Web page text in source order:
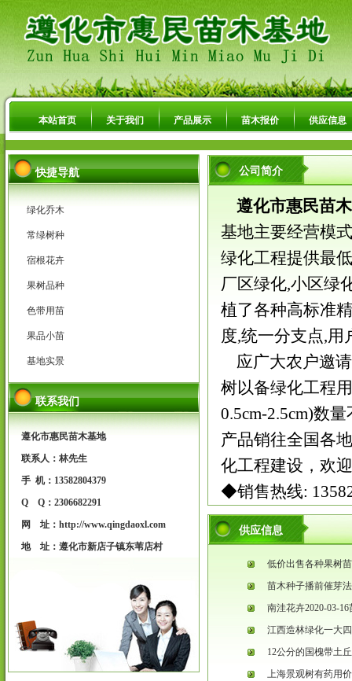
本站首页 关于我们 产品展示 苗木报价 供应信息
快捷导航
绿化乔木
常绿树种
宿根花卉
果树品种
色带用苗
果品小苗
基地实景
联系我们
遵化市惠民苗木基地
联系人：林先生
手 机：13582804379
Q Q：2306682291
网 址：http://www.qingdaoxl.com
地 址：遵化市新店子镇东苇店村
公司简介
遵化市惠民苗
基地主要经营模
绿化工程提供最
厂区绿化,小区绿
植了各种高标准
度,统一分支点,用
应广大农户邀
树以备绿化工程
0.5cm-2.5cm)数
产品销往全国各
化工程建设，欢
◆销售热线:
供应信息
低价出售各种果树苗
苗木种子播前催芽法
南洼花卉2020-03-
江西造林绿化一大
12公分的国槐带土
上海景观树有药用